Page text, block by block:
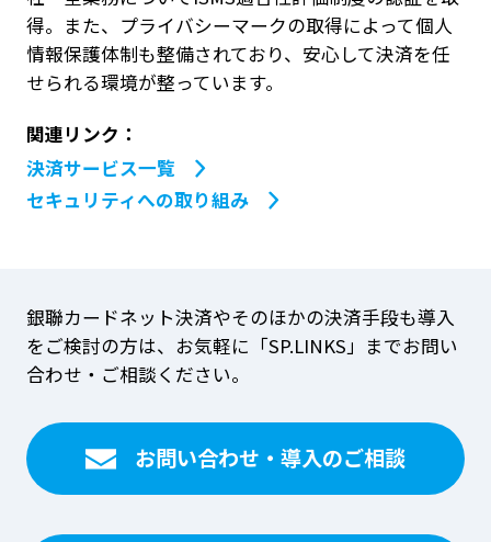
得。また、プライバシーマークの取得によって個人
情報保護体制も整備されており、安心して決済を任
せられる環境が整っています。
関連リンク：
決済サービス一覧
セキュリティへの取り組み
銀聯カードネット決済やそのほかの決済手段も導入
をご検討の方は、お気軽に「SP.LINKS」までお問い
合わせ・ご相談ください。
お問い合わせ・導入のご相談